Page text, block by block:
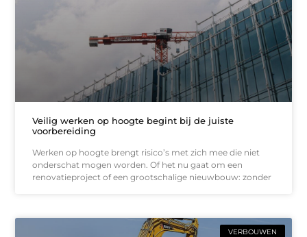
Veilig werken op hoogte begint bij de juiste
voorbereiding
Werken op hoogte brengt risico’s met zich mee die niet
onderschat mogen worden. Of het nu gaat om een
renovatieproject of een grootschalige nieuwbouw: zonder
VERBOUWEN